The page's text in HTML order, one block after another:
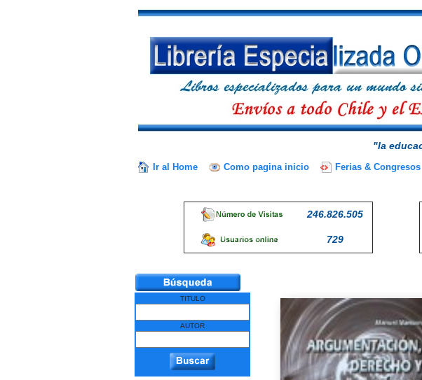
"la
Ir al Home Como pagina inicio Ferias & Congresos
246.826.505
729
TITULO
AUTOR